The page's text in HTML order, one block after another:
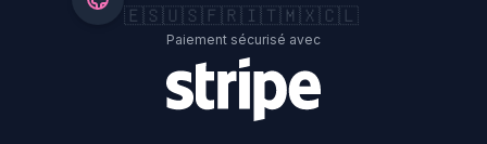
🇪🇸🇺🇸🇫🇷🇮🇹🇲🇽🇨🇱
Paiement sécurisé avec